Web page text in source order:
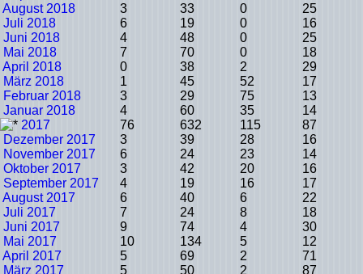
August 2018
3 33 0
25
Juli 2018
6 19 0
16
Juni 2018
4 48 0
25
Mai 2018
7 70 0
18
April 2018
0 38 2
29
März 2018
1 45 52
17
Februar 2018
3 29 75
13
Januar 2018
4 60 35
14
2017
76 632 115
87
Dezember 2017
3 39 28
16
November 2017
6 24 23
14
Oktober 2017
3 42 20
16
September 2017
4 19 16
17
August 2017
6 40 6
22
Juli 2017
7 24 8
18
Juni 2017
9 74 4
30
Mai 2017
10 134 5
12
April 2017
5 69 2
71
März 2017
5 50 2
87